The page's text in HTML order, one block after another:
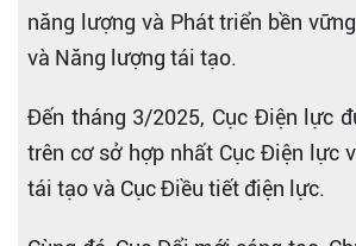
năng lượng và Phát triển bền
và Năng lượng tái tạo.
Đến tháng 3/2025, Cục Điện lực
trên cơ sở hợp nhất Cục Điện lực
tái tạo và Cục Điều tiết điện lực.